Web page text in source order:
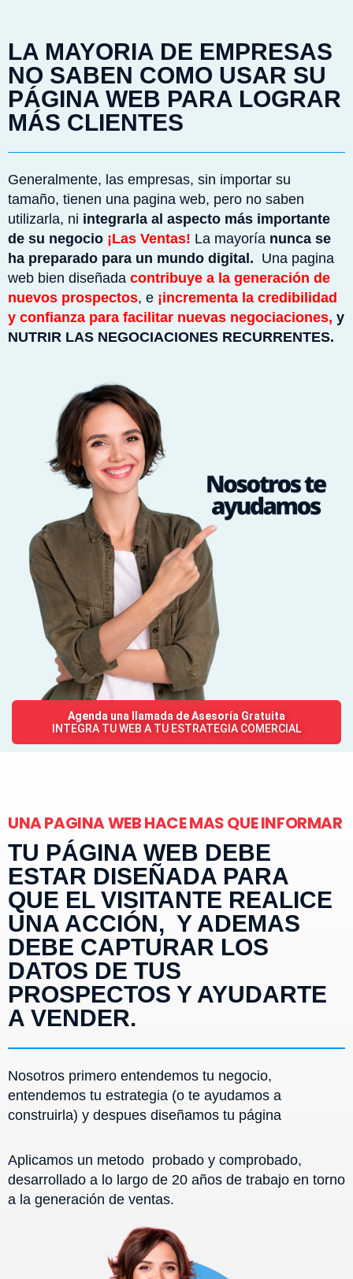
LA MAYORIA DE EMPRESAS
NO SABEN COMO USAR SU
PÁGINA WEB PARA LOGRAR
MÁS CLIENTES
Generalmente, las empresas, sin importar su
tamaño, tienen una pagina web, pero no saben
utilizarla, ni integrarla al aspecto más importante
de su negocio ¡Las Ventas! La mayoría nunca se
ha preparado para un mundo digital. Una pagina
web bien diseñada contribuye a la generación de
nuevos prospectos, e ¡incrementa la credibilidad
y confianza para facilitar nuevas negociaciones, y
NUTRIR LAS NEGOCIACIONES RECURRENTES.
Agenda una llamada de Asesoría Gratuita
INTEGRA TU WEB A TU ESTRATEGIA COMERCIAL
UNA PAGINA WEB HACE MAS QUE INFORMAR
TU PÁGINA WEB DEBE
ESTAR DISEÑADA PARA
QUE EL VISITANTE REALICE
UNA ACCIÓN, Y ADEMAS
DEBE CAPTURAR LOS
DATOS DE TUS
PROSPECTOS Y AYUDARTE
A VENDER.
Nosotros primero entendemos tu negocio,
entendemos tu estrategia (o te ayudamos a
construirla) y despues diseñamos tu página
Aplicamos un metodo probado y comprobado,
desarrollado a lo largo de 20 años de trabajo en torno
a la generación de ventas.